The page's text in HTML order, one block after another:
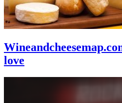
love